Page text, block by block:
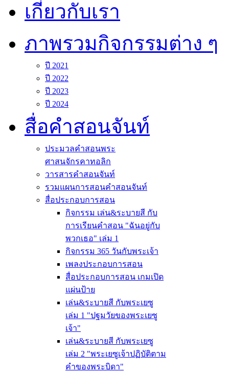
เกี่ยวกับเรา
ภาพรวมกิจกรรมต่าง ๆ
ปี 2021
ปี 2022
ปี 2023
ปี 2024
สื่อคำสอนจันท์
ประมวลคำสอนพระ
ศาสนจักรคาทอลิก
วารสารคำสอนจันท์
รวมแผนการสอนคำสอนจันท์
สื่อประกอบการสอน
กิจกรรม เล่น&ระบายสี กับ
การเรียนคำสอน "ฉันอยู่กับ
พวกเธอ" เล่ม 1
กิจกรรม 365 วันกับพระเจ้า
เพลงประกอบการสอน
สื่อประกอบการสอน เกมเปิด
แผ่นป้าย
เล่น&ระบายสี กับพระเยซู
เล่ม 1 "ปฐมวัยของพระเยซู
เจ้า"
เล่น&ระบายสี กับพระเยซู
เล่ม 2 "พระเยซูเจ้าปฏิบัติตาม
คำของพระบิดา"